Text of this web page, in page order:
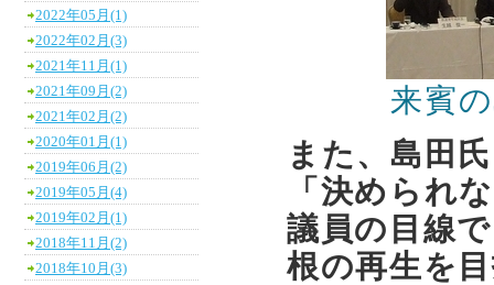
来賓
また、島田
「決められ
議員の目線
根の再生を
2022年05月(1)
2022年02月(3)
2021年11月(1)
2021年09月(2)
2021年02月(2)
2020年01月(1)
2019年06月(2)
2019年05月(4)
2019年02月(1)
2018年11月(2)
2018年10月(3)